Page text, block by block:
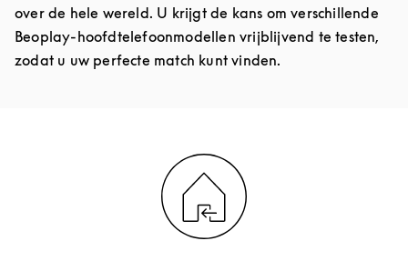
over de hele wereld. U krijgt de kans om verschillende
Beoplay-hoofdtelefoonmodellen vrijblijvend te testen,
zodat u uw perfecte match kunt vinden.